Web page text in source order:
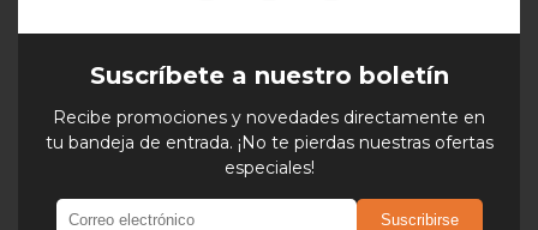
Suscríbete a nuestro boletín
Recibe promociones y novedades directamente en
tu bandeja de entrada. ¡No te pierdas nuestras ofertas
especiales!
Suscribirse